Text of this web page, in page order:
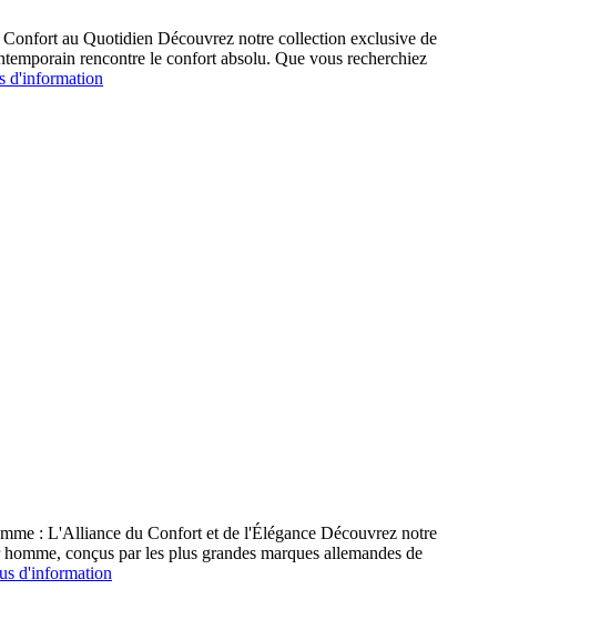
au Quotidien Découvrez notre collection exclusive de
rencontre le confort absolu. Que vous recherchiez
d'information
: L'Alliance du Confort et de l'Élégance Découvrez notre
conçus par les plus grandes marques allemandes de
d'information